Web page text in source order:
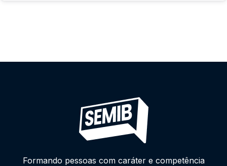
Formando pessoas com caráter e competência